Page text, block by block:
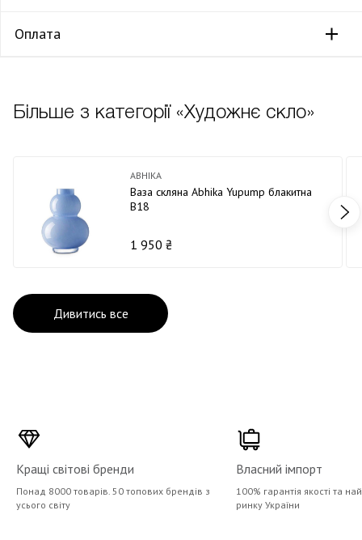
Оплата
Більше з категорії «Художнє скло»
ABHIKA
Ваза скляна Abhika Yupump блакитна
В18
1 950 ₴
Дивитись все
Кращі світові бренди
Понад 8000 товарів. 50 топових брендів з
усього світу
Власний імпорт
100% гарантія якості та
ринку України